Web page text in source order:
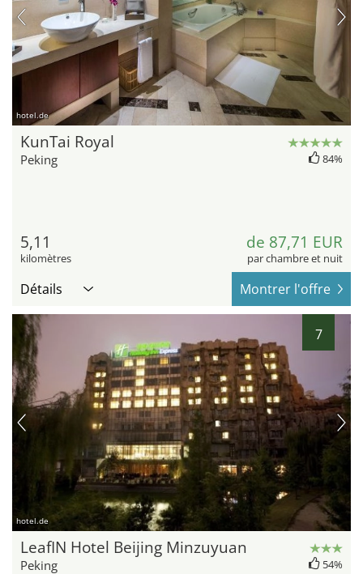
hotel.de
KunTai Royal
Peking 84%
5,11
kilomètres
de 87,71 EUR
par chambre et nuit
Détails Montrer l'offre
7
hotel.de
LeafIN Hotel Beijing Minzuyuan
Peking 54%